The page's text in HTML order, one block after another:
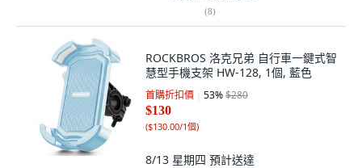
(8)
ROCKBROS 洛克兄弟 自行車一鍵式智
慧型手機支架 HW-128, 1個, 藍色
首購折扣價 53%$280
$130
($130.00/1個)
8/13 星期四 預計送達